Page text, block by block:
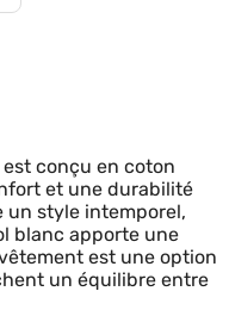
conçu en coton
et une durabilité
un style intemporel,
blanc apporte une
est une option
un équilibre entre